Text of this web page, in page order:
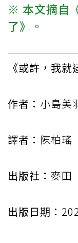
※ 本文摘自
了》。
《或許，我就
作者： 小島美
譯者： 陳柏瑤
出版社： 麥田
出版日期：